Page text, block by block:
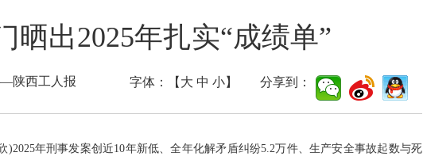
晒出2025年扎实“成绩单”
陕西工人报 字体：【 大 中 小】 分享到：
年刑事发案创近10年新低、全年化解矛盾纠纷5.2万件、生产安全事故起数与死